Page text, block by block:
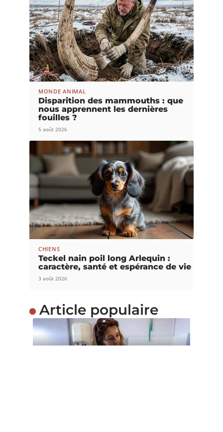
MONDE ANIMAL
Disparition des mammouths : que
nous apprennent les dernières
fouilles ?
5 août 2026
CHIENS
Teckel nain poil long Arlequin :
caractère, santé et espérance de vie
3 août 2026
Article populaire
INFOS